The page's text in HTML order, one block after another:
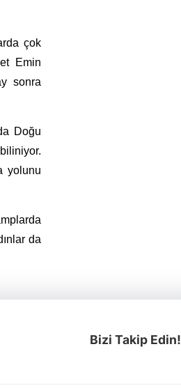
çok
Emin
sonra
Doğu
yolunu
da
Bizi Takip Edin!